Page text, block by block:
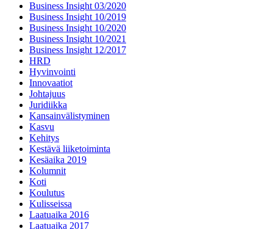
Business Insight 03/2020
Business Insight 10/2019
Business Insight 10/2020
Business Insight 10/2021
Business Insight 12/2017
HRD
Hyvinvointi
Innovaatiot
Johtajuus
Juridiikka
Kansainvälistyminen
Kasvu
Kehitys
Kestävä liiketoiminta
Kesäaika 2019
Kolumnit
Koti
Koulutus
Kulisseissa
Laatuaika 2016
Laatuaika 2017